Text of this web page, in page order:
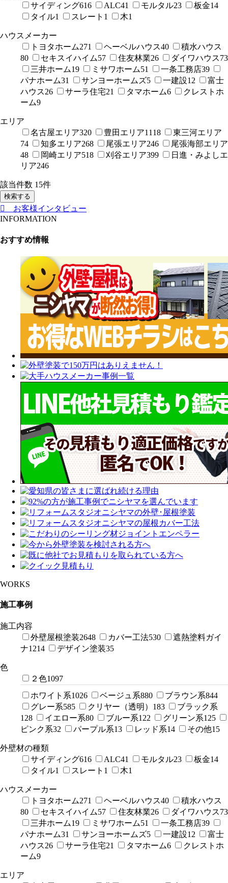
サイディング616 ALC41 モルタル23 板金14
タイル1 スレート 1 木1
ハウスメーカー
トヨタホーム271 ヘーベルハウス40
積水ハウス
80
セキスイハイム57 住友林業26 ダイワハウス73
三井ホーム19 ミサワホーム51 一条工務店39
パナホーム31 サンヨーホームズ5 一建設12
富士
ハウス26 サーラ住宅21 タマホーム6
クレストホ
ーム9
エリア
名古屋エリア320 豊田エリア1118
東三河エリア
74
知多エリア268 尾張エリア246
尾張海部エリア
48
岡崎エリア518 刈谷エリア399
日進・みよしエ
リア246
該当件数 15件
検索する
お客様インタビュー
INFORMATION
おすすめ情報
WORKS
施工事例
施工内容
外壁屋根塗装2648 カバー工法530
遮熱塗料ガイ
ナ1214 デザイン塗装35
色
２色1097
ホワイト系1026 ベージュ系880 ブラウン系844
グレー系585 クリヤー（透明） 183
ブラック系
128
イエロー系80 ブルー系122 グリーン系125
ピンク系32 パープル系13 レッド系14 その他15
外壁材の種類
サイディング616 ALC41 モルタル23 板金14
タイル1 スレート 1 木1
ハウスメーカー
トヨタホーム271 ヘーベルハウス40
積水ハウス
80
セキスイハイム57 住友林業26 ダイワハウス73
三井ホーム19 ミサワホーム51 一条工務店39
パナホーム31 サンヨーホームズ5 一建設12
富士
ハウス26 サーラ住宅21 タマホーム6
クレストホ
ーム9
エリア